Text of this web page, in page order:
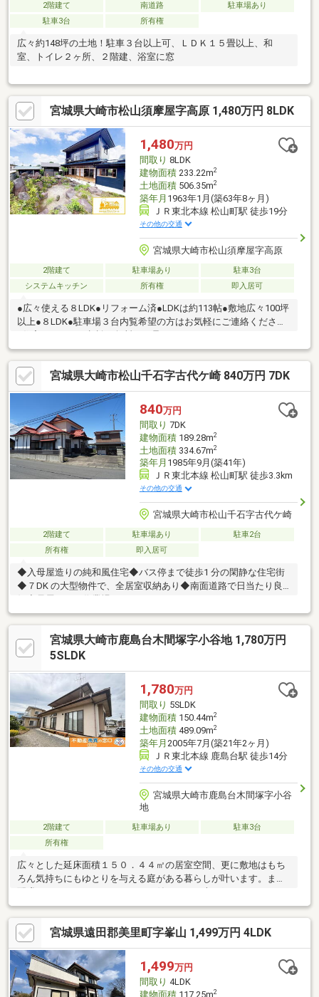
2階建て 南道路
駐車場あり
駐車3台
所有権
広々約148坪の土地！駐車３台以上可、ＬＤＫ１５畳以上、和
室、トイレ２ヶ所、２階建、浴室に窓
宮城県大崎市松山須摩屋字高原 1,480万円 8LDK
1,480万円
間取り 8LDK
建物面積233.22m2
土地面積506.35m2
築年月 1963年1月(築63年8ヶ月)
ＪＲ東北本線 松山町駅 徒歩19分
その他の交通
宮城県大崎市松山須摩屋字高原
2階建て 駐車場あり
駐車3台
システムキッチン
所有権 即入居可
●広々使える８LDK●リフォーム済●LDKは約113帖●敷地広々100坪
以上●８LDK●駐車場３台内覧希望の方はお気軽にご連絡ください
♪住宅ローンのご相談も無料にて承ります。
宮城県大崎市松山千石字古代ケ崎 840万円 7DK
840万円
間取り 7DK
建物面積189.28m2
土地面積334.67m2
築年月 1985年9月(築41年)
ＪＲ東北本線 松山町駅 徒歩3.3km
その他の交通
宮城県大崎市松山千石字古代ケ崎
2階建て 駐車場あり
駐車2台
所有権
即入居可
◆入母屋造りの純和風住宅◆バス停まで徒歩1 分の閑静な住宅街
◆７DK の大型物件で、全居室収納あり◆南面道路で日当たり良
宮城県大崎市鹿島台木間塚字小谷地 1,780万円
5SLDK
1,780万円
間取り 5SLDK
建物面積150.44m2
土地面積489.09m2
築年月 2005年7月(築21年2ヶ月)
ＪＲ東北本線 鹿島台駅 徒歩14分
その他の交通
宮城県大崎市鹿島台木間塚字小谷
地
2階建て 駐車場あり
駐車3台
所有権
広々とした延床面積１５０．４４㎡の居室空間、更に敷地はもち
ろん気持ちにもゆとりを与える庭がある暮らしが叶います。また
配膳がラクなカウンターキッチン付で、その上お鍋とフライパン
を使いながらヤカンもおけるコンロ３口以上の仕様なので、晩ご
はんの支度と翌日の弁当準備ができます。ちなみに湯船にゆった
り浸かりながら疲れを癒やせる広さ１坪以上の浴室です。家族み
んなのワガママにも応える５ＳＬＤＫ。是非見学にお越しくださ
い。
宮城県遠田郡美里町字峯山 1,499万円 4LDK
1,499万円
間取り 4LDK
建物面積117.25m2